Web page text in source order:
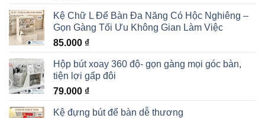
Kệ Chữ L Để Bàn Đa Năng Có Hộc Nghiêng –
Gọn Gàng Tối Ưu Không Gian Làm Việc
85.000 ₫
Hộp bút xoay 360 độ- gọn gàng mọi góc bàn,
tiện lợi gấp đôi
79.000 ₫
Kệ đựng bút để bàn dễ thương